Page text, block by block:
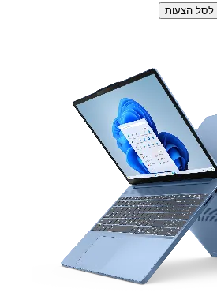
לסל הצעות